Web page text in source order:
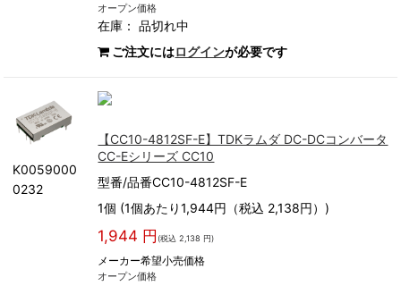
オープン価格
在庫：品切れ中
ご注文にはログインが必要です
K0059000
0232
【CC10-4812SF-E】TDKラムダ DC-DCコンバータ
CC-Eシリーズ CC10
型番/品番CC10-4812SF-E
1個 (1個あたり1,944円（税込 2,138円）)
1,944 円 (税込 2,138 円)
メーカー希望小売価格
オープン価格